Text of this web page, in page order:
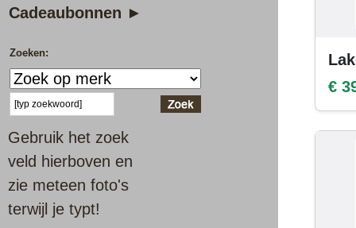
Cadeaubonnen ►
Zoeken:
Gebruik het zoek
veld hierboven en
zie meteen foto's
terwijl je typt!
€